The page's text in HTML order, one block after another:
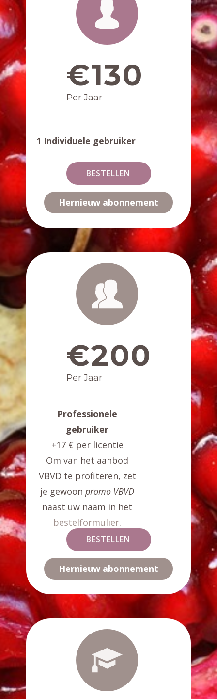
€130
Per Jaar
1 Individuele gebruiker
BESTELLEN
Hernieuw abonnement
€200
Per Jaar
Professionele
gebruiker
+17 € per licentie
Om van het aanbod
VBVD te profiteren, zet
je gewoon promo VBVD
naast uw naam in het
bestelformulier.
BESTELLEN
Hernieuw abonnement